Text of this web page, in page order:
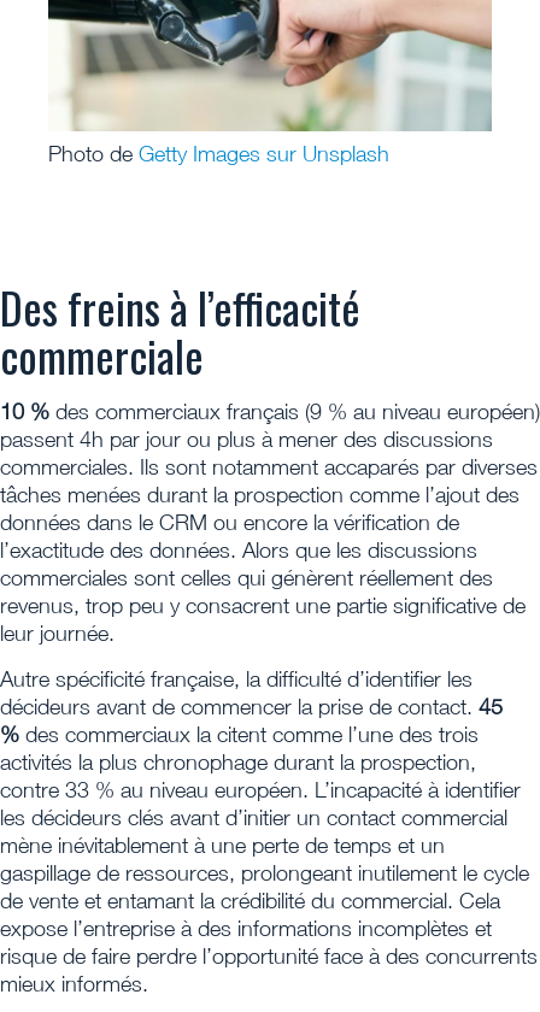
Photo de Getty Images sur Unsplash
Des freins à l’efficacité
commerciale
10 % des commerciaux français (9 % au niveau européen)
passent 4h par jour ou plus à mener des discussions
commerciales. Ils sont notamment accaparés par diverses
tâches menées durant la prospection comme l’ajout des
données dans le CRM ou encore la vérification de
l’exactitude des données. Alors que les discussions
commerciales sont celles qui génèrent réellement des
revenus, trop peu y consacrent une partie significative de
leur journée.
Autre spécificité française, la difficulté d’identifier les
décideurs avant de commencer la prise de contact. 45
% des commerciaux la citent comme l’une des trois
activités la plus chronophage durant la prospection,
contre 33 % au niveau européen. L’incapacité à identifier
les décideurs clés avant d’initier un contact commercial
mène inévitablement à une perte de temps et un
gaspillage de ressources, prolongeant inutilement le cycle
de vente et entamant la crédibilité du commercial. Cela
expose l’entreprise à des informations incomplètes et
risque de faire perdre l’opportunité face à des concurrents
mieux informés.